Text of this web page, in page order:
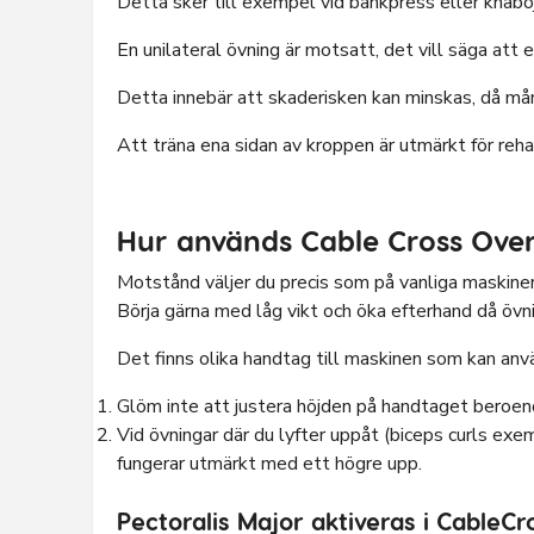
En unilateral övning är motsatt, det vill säga att
Detta innebär att skaderisken kan minskas, då
Att träna ena sidan av kroppen är utmärkt för
Hur används Cable Cross
Motstånd väljer du precis som på vanliga
Börja gärna med låg vikt och öka efterhand då
Det finns olika handtag till maskinen som kan
Glöm inte att justera höjden på handtaget
Vid övningar där du lyfter uppåt (biceps curls
fungerar utmärkt med ett högre upp.
Pectoralis Major aktiveras i